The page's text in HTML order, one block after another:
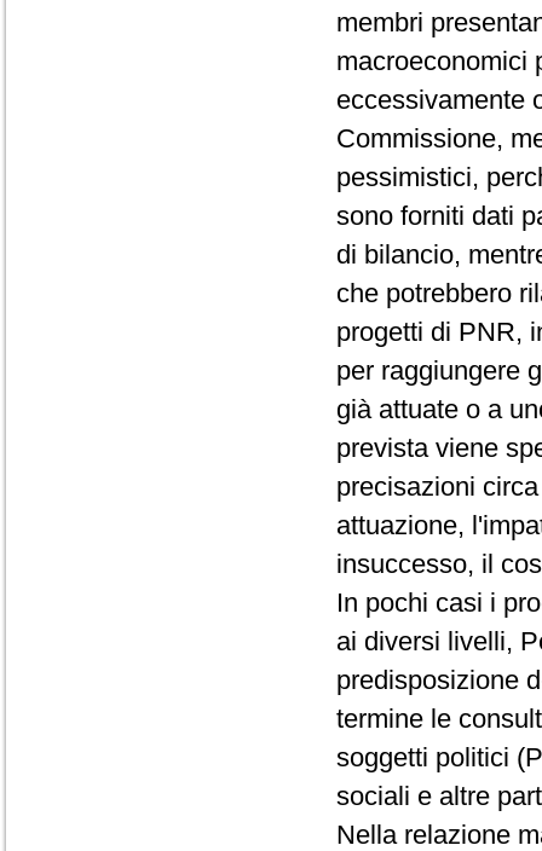
membri
macroeconomici
eccessivamente
Commissione,
pessimistici,
sono forniti dati
di bilancio,
che potrebbero
progetti di PNR,
per raggiungere
già attuate o a
prevista viene
precisazioni
attuazione,
insuccesso, il
In pochi casi i
ai diversi livelli,
predisposizione
termine le
soggetti politici
sociali e altre
Nella relazione